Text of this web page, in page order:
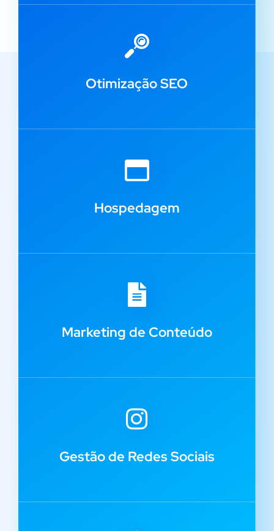
Otimização SEO
Hospedagem
Marketing de Conteúdo
Gestão de Redes Sociais